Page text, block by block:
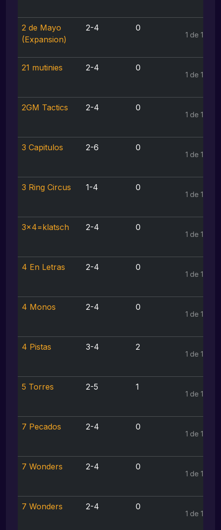
2 de Mayo
(Expansion)
2-4 0
1 de 1
21 mutinies 2-4 0
1 de 1
2GM Tactics 2-4 0
1 de 1
3 Capitulos 2-6 0
1 de 1
3 Ring Circus 1-4 0
1 de 1
3x4=klatsch 2-4 0
1 de 1
4 En Letras 2-4 0
1 de 1
4 Monos 2-4 0
1 de 1
4 Pistas 3-4 2
1 de 1
5 Torres 2-5 1
1 de 1
7 Pecados 2-4 0
1 de 1
7 Wonders 2-4 0
1 de 1
7 Wonders 2-4 0
1 de 1